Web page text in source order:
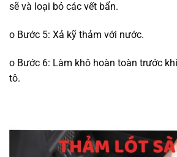
sẽ và loại bỏ các vết bẩn.
o Bước 5: Xả kỹ thảm với nước.
o Bước 6: Làm khô hoàn toàn trước
tô.